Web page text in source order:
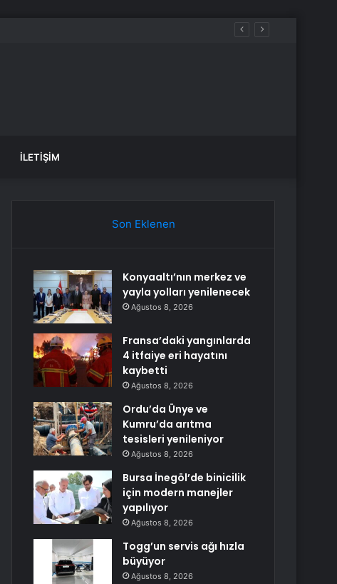
İLETIŞIM
Son Eklenen
Konyaaltı’nın merkez ve
yayla yolları yenilenecek
Ağustos 8, 2026
Fransa’daki yangınlarda
4 itfaiye eri hayatını
kaybetti
Ağustos 8, 2026
Ordu’da Ünye ve
Kumru’da arıtma
tesisleri yenileniyor
Ağustos 8, 2026
Bursa İnegöl’de binicilik
için modern manejler
yapılıyor
Ağustos 8, 2026
Togg’un servis ağı hızla
büyüyor
Ağustos 8, 2026